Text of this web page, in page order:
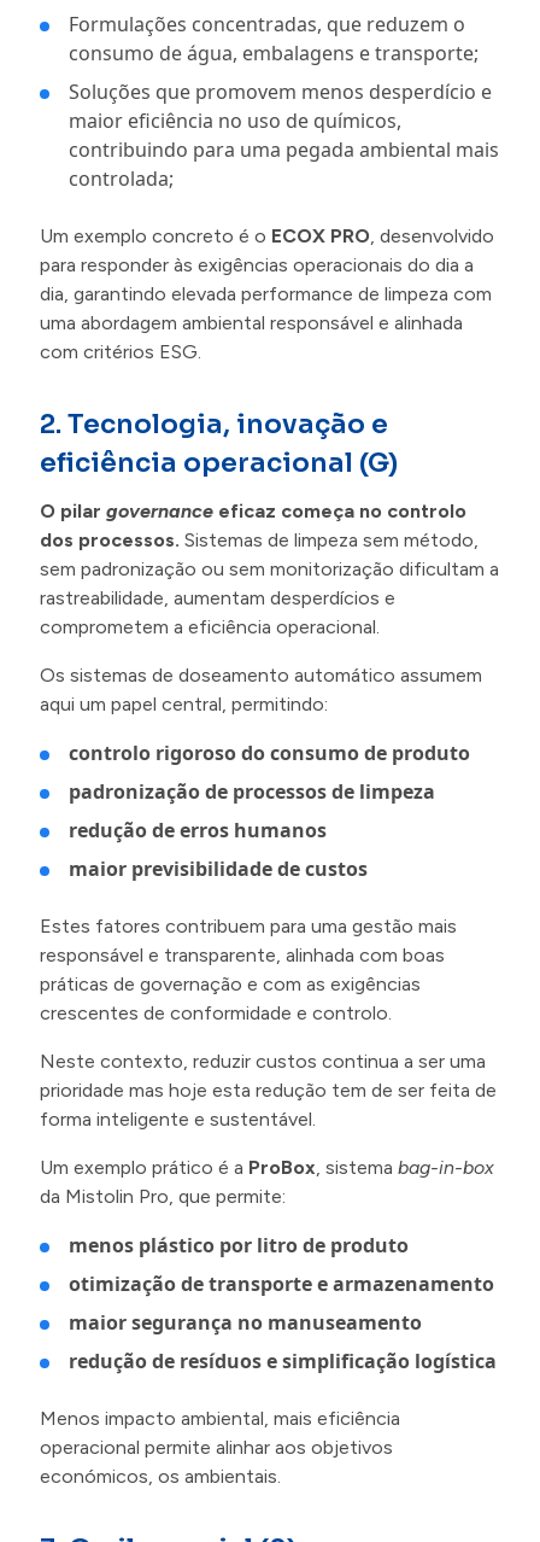
Formulações concentradas, que reduzem o
consumo de água, embalagens e transporte;
Soluções que promovem menos desperdício e
maior eficiência no uso de químicos,
contribuindo para uma pegada ambiental mais
controlada;
Um exemplo concreto é o ECOX PRO, desenvolvido
para responder às exigências operacionais do dia a
dia, garantindo elevada performance de limpeza com
uma abordagem ambiental responsável e alinhada
com critérios ESG.
2. Tecnologia, inovação e
eficiência operacional (G)
O pilargovernance eficaz começa no controlo
dos processos. Sistemas de limpeza sem método,
sem padronização ou sem monitorização dificultam a
rastreabilidade, aumentam desperdícios e
comprometem a eficiência operacional.
Os sistemas de doseamento automático assumem
aqui um papel central, permitindo:
controlo rigoroso do consumo de produto
padronização de processos de limpeza
redução de erros humanos
maior previsibilidade de custos
Estes fatores contribuem para uma gestão mais
responsável e transparente, alinhada com boas
práticas de governação e com as exigências
crescentes de conformidade e controlo.
Neste contexto, reduzir custos continua a ser uma
prioridade mas hoje esta redução tem de ser feita de
forma inteligente e sustentável.
Um exemplo prático é a ProBox, sistemabag-in-box
da Mistolin Pro, que permite:
menos plástico por litro de produto
otimização de transporte e armazenamento
maior segurança no manuseamento
redução de resíduos e simplificação logística
Menos impacto ambiental, mais eficiência
operacional permite alinhar aos objetivos
económicos, os ambientais.